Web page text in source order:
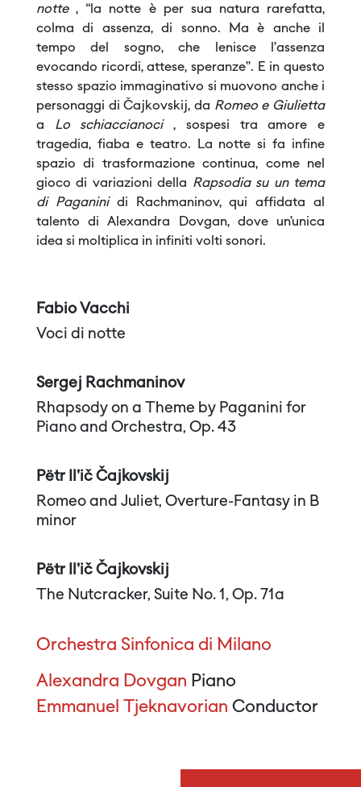
notte, “la notte è per sua natura rarefatta,
colma di assenza, di sonno. Ma è anche il
tempo del sogno, che lenisce l’assenza
evocando ricordi, attese, speranze”. E in questo
stesso spazio immaginativo si muovono anche i
personaggi di Čajkovskij, da Romeo e Giulietta
a Lo schiaccianoci, sospesi tra amore e
tragedia, fiaba e teatro. La notte si fa infine
spazio di trasformazione continua, come nel
gioco di variazioni della Rapsodia su un tema
di Paganini di Rachmaninov, qui affidata al
talento di Alexandra Dovgan, dove un’unica
idea si moltiplica in infiniti volti sonori.
Fabio Vacchi
Voci di notte
Sergej Rachmaninov
Rhapsody on a Theme by Paganini for
Piano and Orchestra, Op. 43
Pëtr Il'ič Čajkovskij
Romeo and Juliet, Overture-Fantasy in B
minor
Pëtr Il'ič Čajkovskij
The Nutcracker, Suite No. 1, Op. 71a
Orchestra Sinfonica di Milano
Alexandra Dovgan Piano
Emmanuel Tjeknavorian Conductor